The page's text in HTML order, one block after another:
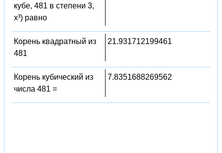
кубе, 481 в степени 3,
x³) равно
Корень квадратный из
481
21.931712199461
Корень кубический из
числа 481 =
7.8351688269562